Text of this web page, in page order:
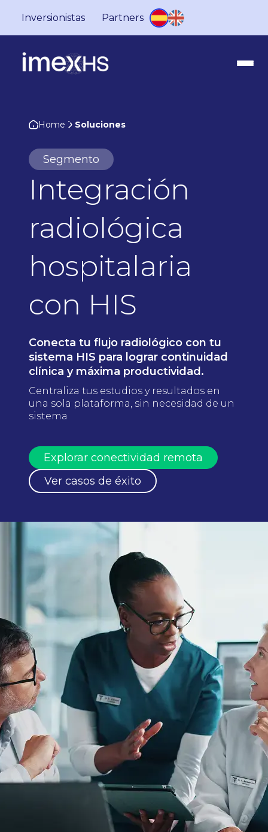
Inversionistas Partners
Home Soluciones
Segmento
Integración
radiológica
hospitalaria
con HIS
Conecta tu flujo radiológico con tu
sistema HIS para lograr continuidad
clínica y máxima productividad.
Centraliza tus estudios y resultados en
una sola plataforma, sin necesidad de un
sistema
Explorar conectividad remota
Ver casos de éxito